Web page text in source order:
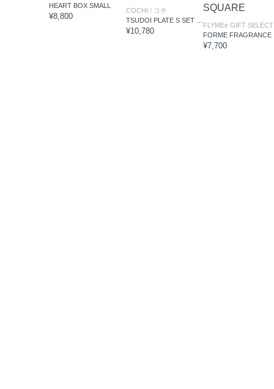
HEART BOX SMALL
¥8,800
COCHI / コチ
¥10,780
¥7,700